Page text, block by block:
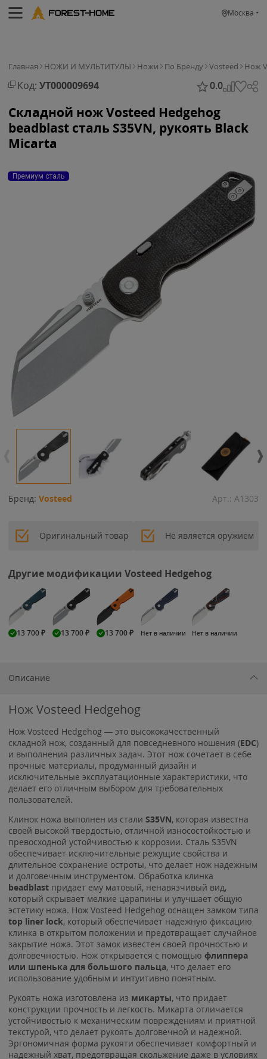
Москва
Главная НОЖИ И МУЛЬТИТУЛЫ Ножи По Бренду Vosteed Нож
Код: УТ000009694 0.0
Складной нож Vosteed Hedgehog
beadblast сталь S35VN, рукоять Black
Micarta
Премиум сталь
Бренд: Vosteed Арт.: A1303
Оригинальный товар Не является оружием
Другие модификации Vosteed Hedgehog
13 700₽ 13 700₽ 13 700₽ Нет в наличии Нет в наличии
Описание
Нож Vosteed Hedgehog
Нож Vosteed Hedgehog — это высококачественный
складной нож, созданный для повседневного ношения (EDC)
и выполнения различных задач. Этот нож сочетает в себе
прочные материалы, продуманный дизайн и
исключительные эксплуатационные характеристики, что
делает его отличным выбором для требовательных
пользователей.
Клинок ножа выполнен из стали S35VN, которая известна
своей высокой твердостью, отличной износостойкостью и
превосходной устойчивостью к коррозии. Сталь S35VN
обеспечивает исключительные режущие свойства и
длительное сохранение остроты, что делает нож надежным
и долговечным инструментом. Обработка клинка
beadblast придает ему матовый, ненавязчивый вид,
который скрывает мелкие царапины и улучшает общую
эстетику ножа. Нож Vosteed Hedgehog оснащен замком типа
top liner lock, который обеспечивает надежную фиксацию
клинка в открытом положении и предотвращает случайное
закрытие ножа. Этот замок известен своей прочностью и
долговечностью. Нож открывается с помощью флиппера
или шпенька для большого пальца, что делает его
использование удобным и интуитивно понятным.
Рукоять ножа изготовлена из микарты, что придает
конструкции прочность и легкость. Микарта отличается
устойчивостью к механическим повреждениям и приятной
текстурой, что делает рукоять долговечной и надежной.
Эргономичная форма рукояти обеспечивает комфортный и
надежный хват, предотвращая скольжение даже в условиях